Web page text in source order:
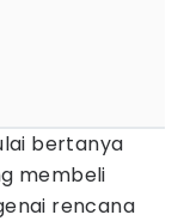
bertanya
membeli
rencana